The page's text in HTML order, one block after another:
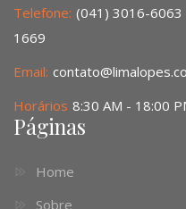
Telefone: (041) 3016-
1669
Email:
Horários 8:30 AM - 18:00
Páginas
Home
Sobre